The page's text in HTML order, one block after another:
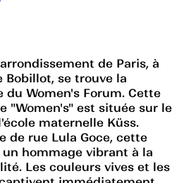
de Paris, à
Bobillot, se trouve la
Women's Forum. Cette
"Women's" est située sur le
maternelle Küss.
de rue Lula Goce, cette
hommage vibrant à la
Les couleurs vives et les